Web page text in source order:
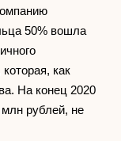
50% вошла
как
На конец 2020
рублей, не